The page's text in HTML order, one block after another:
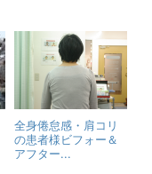
全身倦怠感・肩コリ
の患者様ビフォー＆
アフター...